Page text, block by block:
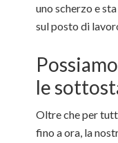
uno scherzo e
sul posto di
le
Oltre che per
fino a ora, la